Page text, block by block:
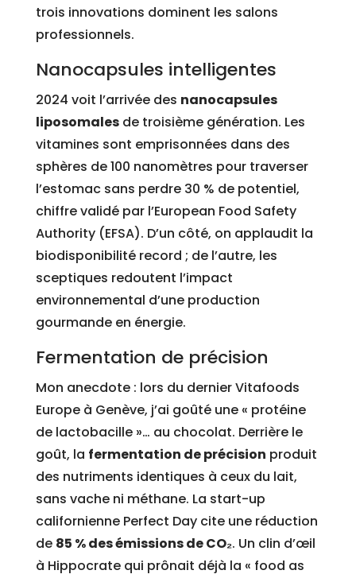
trois innovations dominent les salons
professionnels.
Nanocapsules intelligentes
2024 voit l’arrivée des nanocapsules
liposomalesde troisième génération. Les
vitamines sont emprisonnées dans des
sphères de 100 nanomètres pour traverser
l’estomac sans perdre 30 % de potentiel,
chiffre validé par l’European Food Safety
Authority (EFSA). D’un côté, on applaudit la
biodisponibilité record ; de l’autre, les
sceptiques redoutent l’impact
environnemental d’une production
gourmande en énergie.
Fermentation de précision
Mon anecdote : lors du dernier Vitafoods
Europe à Genève, j’ai goûté une « protéine
de lactobacille »… au chocolat. Derrière le
goût, la fermentation de précision produit
des nutriments identiques à ceux du lait,
sans vache ni méthane. La start-up
californienne Perfect Day cite une réduction
de 85 % des émissions de CO₂. Un clin d’œil
à Hippocrate qui prônait déjà la « food as